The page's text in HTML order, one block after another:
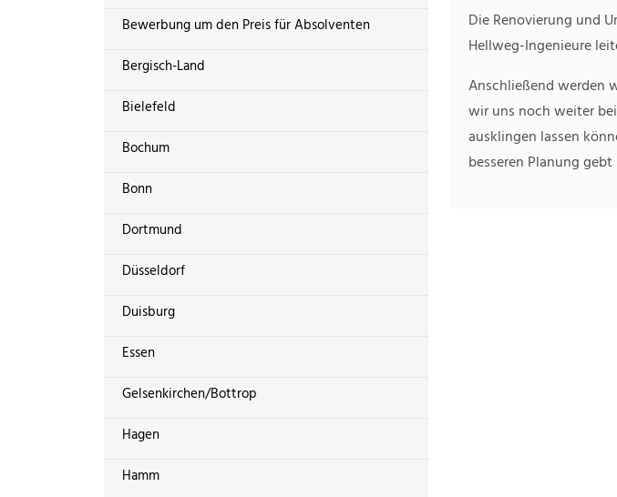
Bewerbung um den Preis für Absolventen
Bergisch-Land
Bielefeld
Bochum
Bonn
Dortmund
Düsseldorf
Duisburg
Essen
Gelsenkirchen/Bottrop
Hagen
Hamm
Die Renovierung und
Hellweg-Ingenieure
Anschließend werden
wir uns noch weiter
ausklingen lassen
besseren Planung